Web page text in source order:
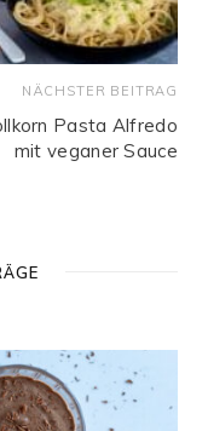
NÄCHSTER BEITRAG
Pasta Alfredo
mit veganer Sauce